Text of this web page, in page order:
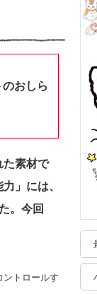
おしら
素材で
」には、
。今回
トロールす